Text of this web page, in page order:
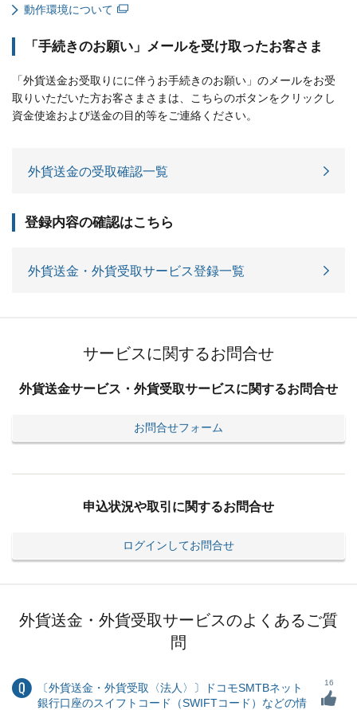
動作環境について
「手続きのお願い」メールを受け取ったお客さま
「外貨送金お受取りにに伴うお手続きのお願い」のメールをお受
取りいただいた方お客さまさまは、こちらのボタンをクリックし
資金使途および送金の目的等をご連絡ください。
外貨送金の受取確認一覧
登録内容の確認はこちら
外貨送金・外貨受取サービス登録一覧
サービスに関するお問合せ
外貨送金サービス・外貨受取サービスに関するお問合せ
お問合せフォーム
申込状況や取引に関するお問合せ
ログインしてお問合せ
外貨送金・外貨受取サービスのよくあるご質
問
〔外貨送金・外貨受取〈法人〉〕ドコモSMTBネット
銀行口座のスイフトコード（SWIFTコード）などの情
16